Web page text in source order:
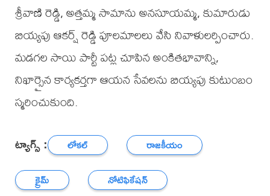
శ్రీవాణి రెడ్డి, అత్తమ్మ సామాను అనసూయమ్మ, కుమారుడు
బియ్యపు ఆకర్ష్ రెడ్డి పూలమాలలు వేసి నివాళులర్పించారు.
మడగల సాయి పార్టీ పట్ల చూపిన అంకితభావాన్ని,
నిఖార్సైన కార్యకర్తగా ఆయన సేవలను బియ్యపు కుటుంబం
స్మరించుకుంది.
ట్యాగ్స్ : లోకల్
రాజకీయం
క్రైమ్
నోటిఫికేషన్